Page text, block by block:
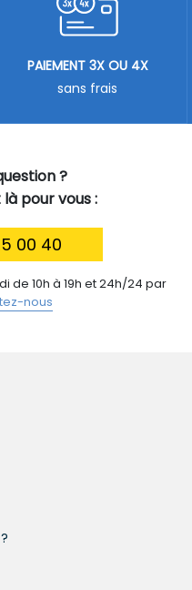
?
pour vous :
00 40
de 10h à 19h et 24h/24 par
nous
PAIEMENT 3X OU 4X
sans frais